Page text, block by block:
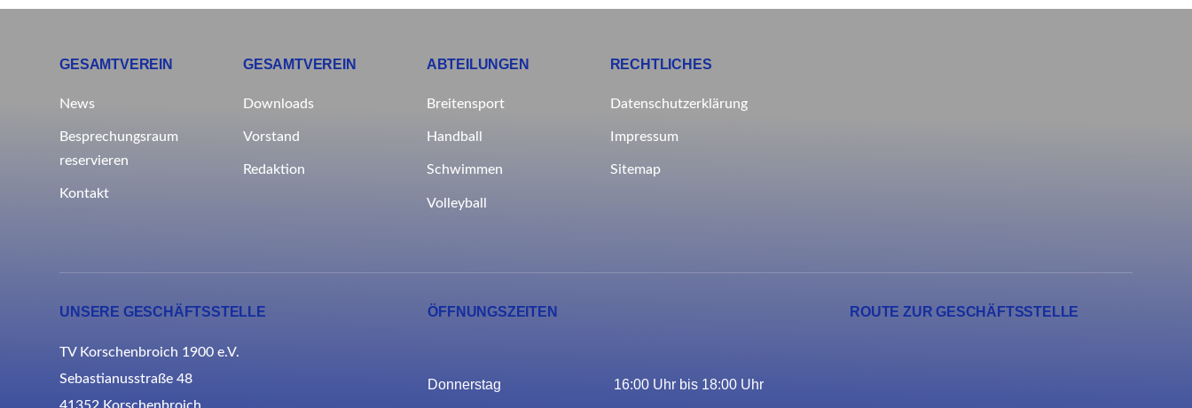
GESAMTVEREIN
News
Besprechungsraum
reservieren
Kontakt
GESAMTVEREIN
Downloads
Vorstand
Redaktion
ABTEILUNGEN
Breitensport
Handball
Schwimmen
Volleyball
RECHTLICHES
Datenschutzerklärung
Impressum
Sitemap
UNSERE GESCHÄFTSSTELLE
TV Korschenbroich 1900 e.V.
Sebastianusstraße 48
ÖFFNUNGSZEITEN
Donnerstag 16:00 Uhr bis 18:00 Uhr
ROUTE ZUR GESCHÄFTSSTELLE